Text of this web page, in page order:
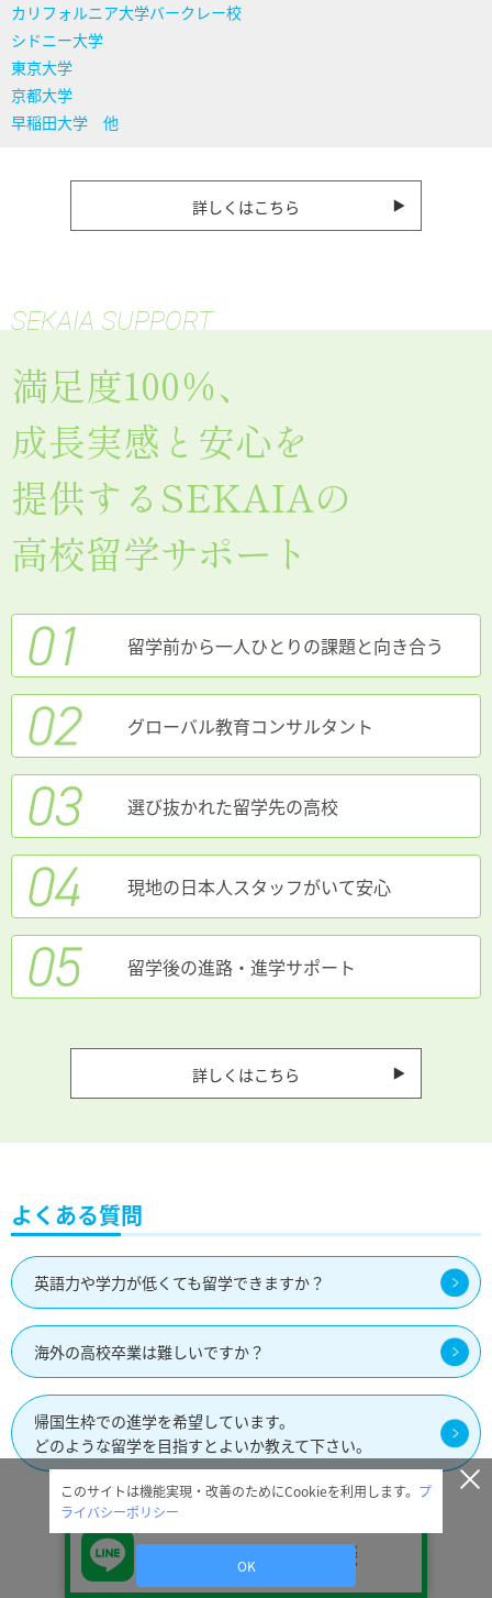
カリフォルニア大学バークレー校
シドニー大学
東京大学
京都大学
早稲田大学 他
詳しくはこちら
SEKAIA SUPPORT
満足度100％、
成長実感と安心を
提供するSEKAIAの
高校留学サポート
留学前から一人ひとりの課題と向き合う
グローバル教育コンサルタント
選び抜かれた留学先の高校
現地の日本人スタッフがいて安心
留学後の進路・進学サポート
詳しくはこちら
よくある質問
英語力や学力が低くても留学できますか？
海外の高校卒業は難しいですか？
帰国生枠での進学を希望しています。
どのような留学を目指すとよいか教えて下さい。
詳しくはこちら
LINEで無料相談
このサイトは機能実現・改善のためにCookieを利用します。 プ
ライバシーポリシー
OK